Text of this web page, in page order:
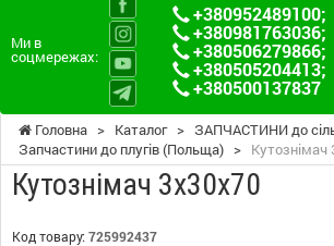
Ми в
соцмережах:
+380952489100;
+380981763036;
+380506279866;
+380505204413;
+380500137837
Головна > Каталог > ЗАПЧАСТИНИ до
Запчастини до плугів (Польща) > Кутознімач
Кутознімач 3х30х70
Код товару: 725992437